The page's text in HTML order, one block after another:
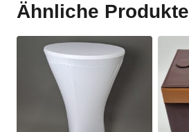
85
cm
2
Stck
Menge
Ähnliche Produkte